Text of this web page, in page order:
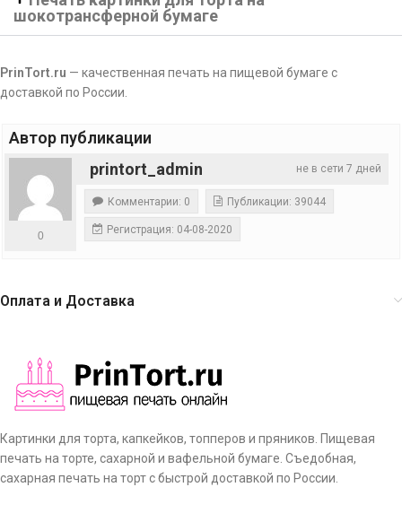
шокотрансферной бумаге
PrinTort.ru — качественная печать на пищевой бумаге с
доставкой по России.
Автор публикации
не в сети 7 дней
printort_admin
0
Комментарии: 0 Публикации: 39044
Регистрация: 04-08-2020
Оплата и Доставка
Картинки для торта, капкейков, топперов и пряников. Пищевая
печать на торте, сахарной и вафельной бумаге. Съедобная,
сахарная печать на торт с быстрой доставкой по России.